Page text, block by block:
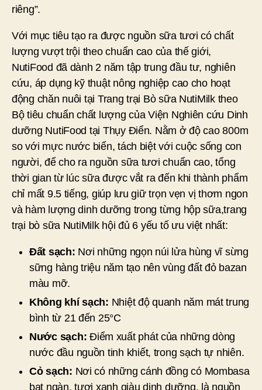
riêng”.
Với mục tiêu tạo ra được nguồn sữa tươi có chất
lượng vượt trội theo chuẩn cao của thế giới,
NutiFood đã dành 2 năm tập trung đầu tư, nghiên
cứu, áp dụng kỹ thuật nông nghiệp cao cho hoạt
động chăn nuôi tại Trang trại Bò sữa NutiMilk theo
Bộ tiêu chuẩn chất lượng của Viện Nghiên cứu Dinh
dưỡng NutiFood tại Thụy Điển. Nằm ở độ cao 800m
so với mực nước biển, tách biệt với cuộc sống con
người, để cho ra nguồn sữa tươi chuẩn cao, tổng
thời gian từ lúc sữa được vắt ra đến khi thành phẩm
chỉ mất 9.5 tiếng, giúp lưu giữ trọn vẹn vị thơm ngon
và hàm lượng dinh dưỡng trong từng hộp sữa,trang
trại bò sữa NutiMilk hội đủ 6 yếu tố ưu việt nhất:
Đất sạch: Nơi những ngọn núi lửa hùng vĩ sừng
sững hàng triệu năm tạo nên vùng đất đỏ bazan
màu mỡ.
Không khí sạch: Nhiệt độ quanh năm mát trung
bình từ 21 đến 25°C
Nước sạch: Điểm xuất phát của những dòng
nước đầu nguồn tinh khiết, trong sạch tự nhiên.
Cỏ sạch: Nơi có những cánh đồng có Mombasa
bạt ngàn, tươi xanh giàu dinh dưỡng, là nguồn